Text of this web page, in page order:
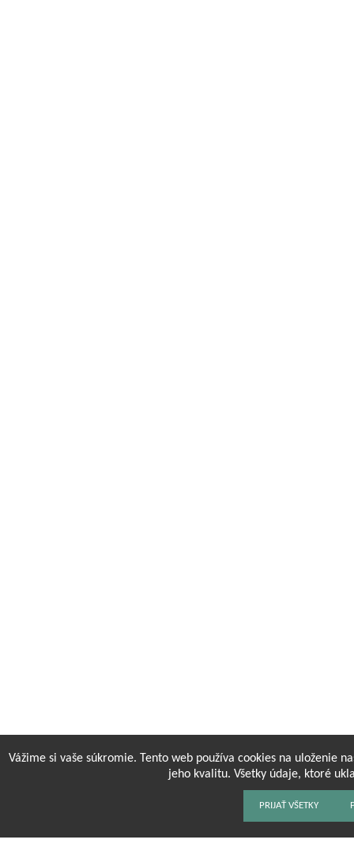
Vážime si vaše súkromie. Tento web používa cookies na uloženie
jeho kvalitu. Všetky údaje, ktoré